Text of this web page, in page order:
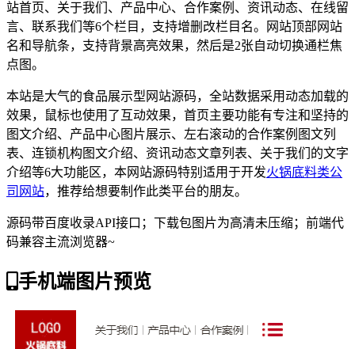
站首页、关于我们、产品中心、合作案例、资讯动态、在线留
言、联系我们等6个栏目，支持增删改栏目名。网站顶部网站
名和导航条，支持背景高亮效果，然后是2张自动切换通栏焦
点图。
本站是大气的食品展示型网站源码，全站数据采用动态加载的
效果，鼠标也使用了互动效果，首页主要功能有专注和坚持的
图文介绍、产品中心图片展示、左右滚动的合作案例图文列
表、连锁机构图文介绍、资讯动态文章列表、关于我们的文字
介绍等6大功能区，本网站源码特别适用于开发火锅底料类公
司网站，推荐给想要制作此类平台的朋友。
源码带百度收录API接口；下载包图片为高清未压缩；前端代
码兼容主流浏览器~
手机端图片预览